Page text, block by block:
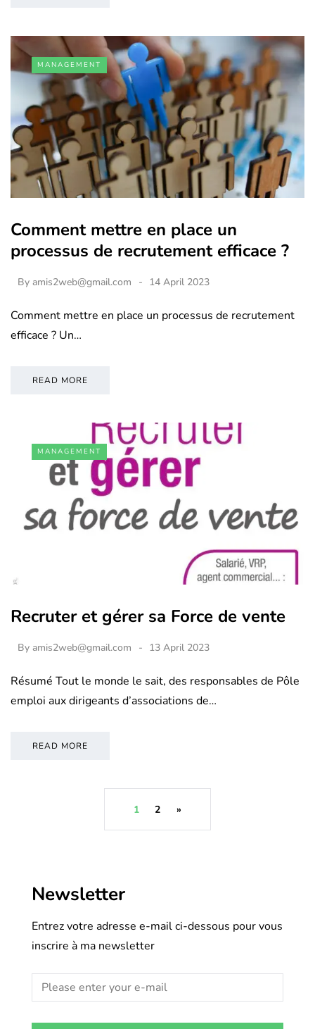
MANAGEMENT
Comment mettre en place un
processus de recrutement efficace ?
By amis2web@gmail.com 14 April 2023
Comment mettre en place un processus de recrutement
efficace ? Un…
READ MORE
MANAGEMENT
Recruter et gérer sa Force de vente
By amis2web@gmail.com 13 April 2023
Résumé Tout le monde le sait, des responsables de Pôle
emploi aux dirigeants d’associations de…
READ MORE
1 2 »
Newsletter
Entrez votre adresse e-mail ci-dessous pour vous
inscrire à ma newsletter